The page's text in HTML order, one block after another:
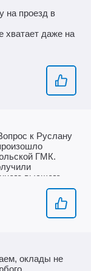
на проезд в
хватает даже на
к Руслану
ГМК.
высшего
себя
К примеру,
главным
им в этом
оклады не